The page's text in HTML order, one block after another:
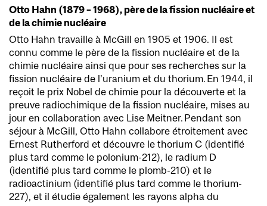
Otto Hahn (1879 – 1968), père de la fission nucléaire et
de la chimie nucléaire
Otto Hahn travaille à McGill en 1905 et 1906. Il est
connu comme le père de la fission nucléaire et de la
chimie nucléaire ainsi que pour ses recherches sur la
fission nucléaire de l’uranium et du thorium. En 1944, il
reçoit le prix Nobel de chimie pour la découverte et la
preuve radiochimique de la fission nucléaire, mises au
jour en collaboration avec Lise Meitner. Pendant son
séjour à McGill, Otto Hahn collabore étroitement avec
Ernest Rutherford et découvre le thorium C (identifié
plus tard comme le polonium-212), le radium D
(identifié plus tard comme le plomb-210) et le
radioactinium (identifié plus tard comme le thorium-
227), et il étudie également les rayons alpha du